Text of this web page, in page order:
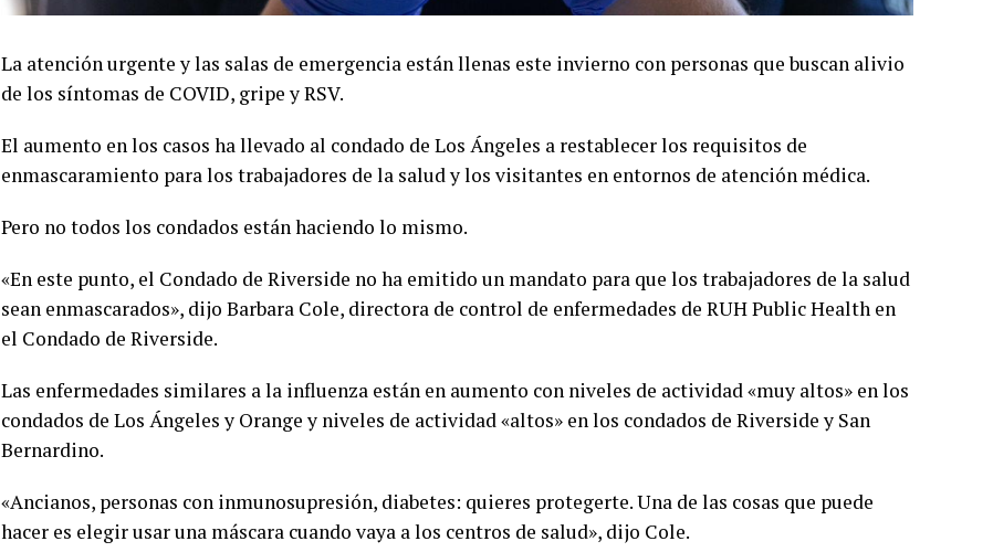
La atención urgente y las salas de emergencia están llenas este invierno con personas que buscan alivio
de los síntomas de COVID, gripe y RSV.
El aumento en los casos ha llevado al condado de Los Ángeles a restablecer los requisitos de
enmascaramiento para los trabajadores de la salud y los visitantes en entornos de atención médica.
Pero no todos los condados están haciendo lo mismo.
«En este punto, el Condado de Riverside no ha emitido un mandato para que los trabajadores de la salud
sean enmascarados», dijo Barbara Cole, directora de control de enfermedades de RUH Public Health en
el Condado de Riverside.
Las enfermedades similares a la influenza están en aumento con niveles de actividad «muy altos» en los
condados de Los Ángeles y Orange y niveles de actividad «altos» en los condados de Riverside y San
Bernardino.
«Ancianos, personas con inmunosupresión, diabetes: quieres protegerte. Una de las cosas que puede
hacer es elegir usar una máscara cuando vaya a los centros de salud», dijo Cole.